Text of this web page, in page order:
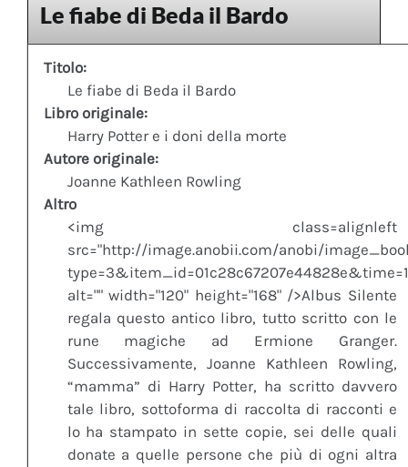
Le fiabe di Beda il Bardo
Titolo:
Le fiabe di Beda il Bardo
Libro originale:
Harry Potter e i doni della morte
Autore originale:
Joanne Kathleen Rowling
Altro
<img class=alignleft
src="http://image.anobii.com/anobi/
alt="" width="120" height="168" />Albus Silente
regala questo antico libro, tutto scritto con le
rune magiche ad Ermione Granger.
Successivamente, Joanne Kathleen Rowling,
“mamma” di Harry Potter, ha scritto davvero
tale libro, sottoforma di raccolta di racconti e
lo ha stampato in sette copie, sei delle quali
donate a quelle persone che più di ogni altra